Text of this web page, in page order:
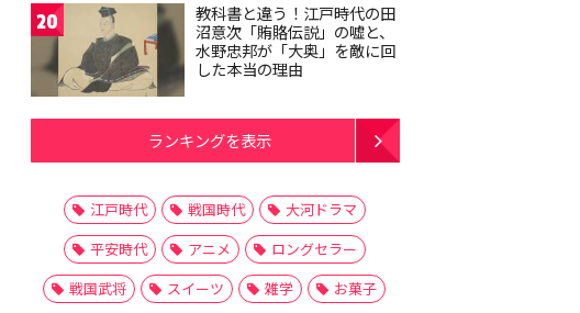
20
教科書と違う！江戸時代の田
沼意次「賄賂伝説」の嘘と、
水野忠邦が「大奥」を敵に回
した本当の理由
ランキングを表示
江戸時代 戦国時代
大河ドラマ
平安時代
アニメ
ロングセラー
戦国武将
スイーツ 雑学
お菓子